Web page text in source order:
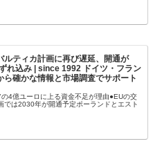
ルティカ計画に再び遅延、開通が
れ込み | since 1992 ドイツ・フラン
ら確かな情報と市場調査でサポート
の4億ユーロに上る資金不足が理由●EUの交
では2030年が開通予定ポーランドとエスト